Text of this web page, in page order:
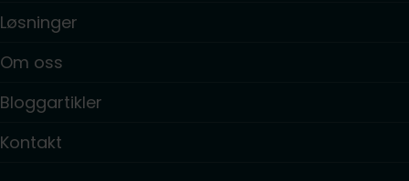
Løsninger
Om oss
Bloggartikler
Kontakt